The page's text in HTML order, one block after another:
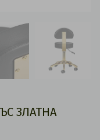
ЗЛАТНА